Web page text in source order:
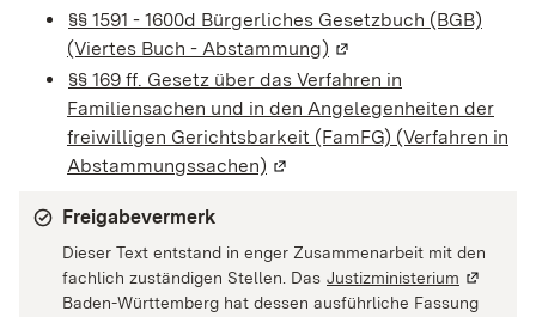
§§ 1591 - 1600d Bürgerliches Gesetzbuch (BGB)
(Viertes Buch - Abstammung) (Wird in einem neuen
§§ 169 ff. Gesetz über das Verfahren in
Familiensachen und in den Angelegenheiten der
freiwilligen Gerichtsbarkeit (FamFG) (Verfahren in
Abstammungssachen) (Wird in einem neuen
Freigabevermerk
Dieser Text entstand in enger Zusammenarbeit mit den
fachlich zuständigen Stellen. Das Justizministerium (Wird in
Baden-Württemberg hat dessen ausführliche Fassung